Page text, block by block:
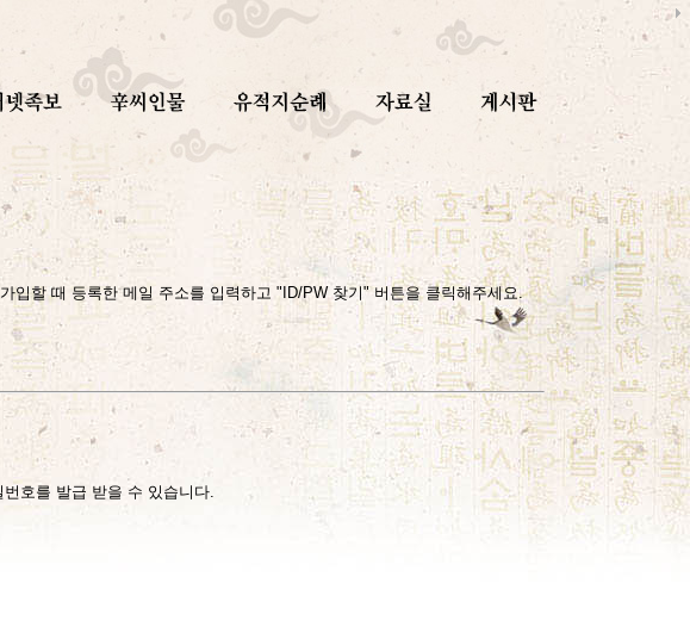
입할 때 등록한 메일 주소를 입력하고 "ID/PW 찾기" 버튼을 클릭해주세요.
호를 발급 받을 수 있습니다.